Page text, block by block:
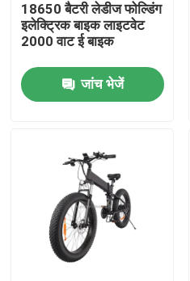
कारखाना भ्रमण
गुणवत्ता नियंत्रण
रिडस्टार इलेक्ट्रिक बाइक
फोल्डिंग फैट टायर इलेक्ट्रिक बाइक
18650 बैटरी लेडीज फोल्डिंग
इलेक्ट्रिक बाइक लाइटवेट
2000 वाट ई बाइक
जांच भेजें